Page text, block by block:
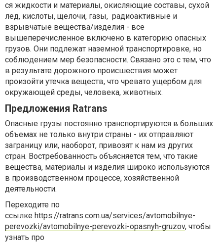
ся жидкости и материалы, окисляющие составы, сухой
лед, кислоты, щелочи, газы, радиоактивные и
взрывчатые вещества/изделия - все
вышеперечисленное включено в категорию опасных
грузов. Они подлежат наземной транспортировке, но
соблюдением мер безопасности. Связано это с тем, что
в результате дорожного происшествия может
произойти утечка веществ, что чревато ущербом для
окружающей среды, человека, животных.
Предложения Ratrans
Опасные грузы постоянно транспортируются в больших
объемах не только внутри страны - их отправляют
заграницу или, наоборот, привозят к нам из других
стран. Востребованность объясняется тем, что такие
вещества, материалы и изделия широко используются
в производственном процессе, хозяйственной
деятельности.
Переходите по
ссылке https://ratrans.com.ua/services/avtomobilnye-
perevozki/avtomobilnye-perevozki-opasnyh-gruzov, чтобы
узнать про